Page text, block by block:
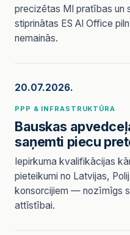
precizētas MI pratības un
stiprinātas ES AI Office
nemainās.
20.07.2026.
PPP & INFRASTRUKTŪRA
Bauskas
saņemti piecu
Iepirkuma kvalifikācijas
pieteikumi no Latvijas,
konsorcijiem — nozīmīgs
attīstībai.